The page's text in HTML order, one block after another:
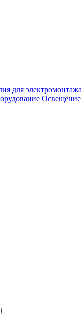
для электромонтажа
Освещение